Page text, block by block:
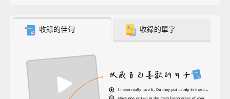
收錄的佳句 收錄的單字